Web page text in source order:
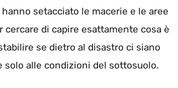
setacciato le macerie e le aree
cercare di capire esattamente cosa è
se dietro al disastro ci siano
solo alle condizioni del sottosuolo.